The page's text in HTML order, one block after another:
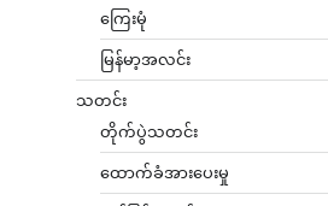
ကြေးမုံ
မြန်မာ့အလင်း
သတင်း
တိုက်ပွဲသတင်း
ထောက်ခံအားပေးမှု